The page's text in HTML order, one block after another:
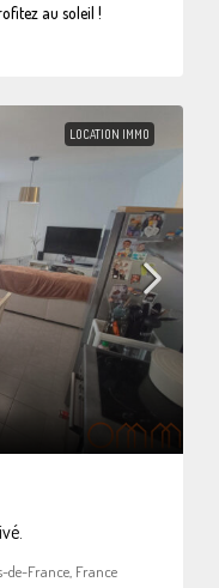
au soleil !
LOCATION IMMO
de-France, France